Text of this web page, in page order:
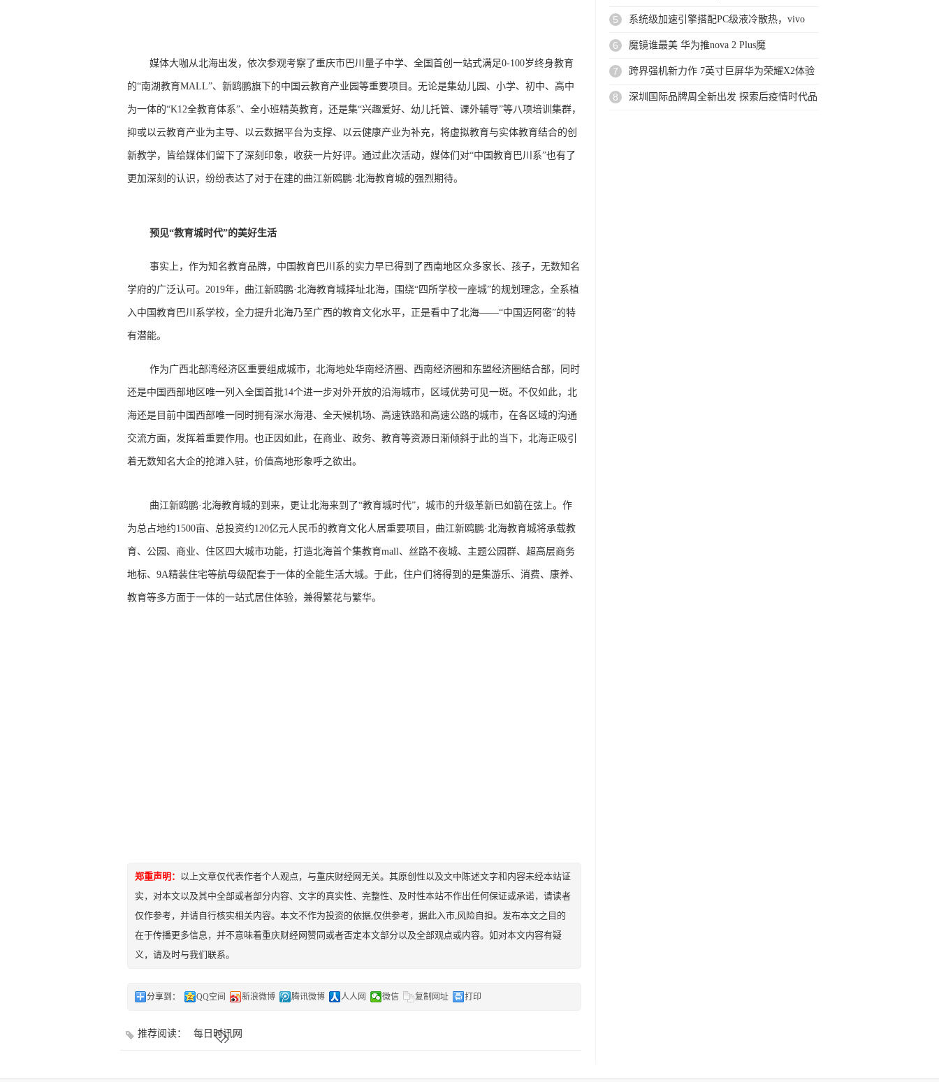
媒体大咖从北海出发，依次参观考察了重庆市巴川量子中学、全国首创一站式满足0-100岁终身教育
的“南湖教育MALL”、新鸥鹏旗下的中国云教育产业园等重要项目。无论是集幼儿园、小学、初中、高中
为一体的“K12全教育体系”、全小班精英教育，还是集“兴趣爱好、幼儿托管、课外辅导”等八项培训集群，
抑或以云教育产业为主导、以云数据平台为支撑、以云健康产业为补充，将虚拟教育与实体教育结合的创
新教学，皆给媒体们留下了深刻印象，收获一片好评。通过此次活动，媒体们对“中国教育巴川系”也有了
更加深刻的认识，纷纷表达了对于在建的曲江新鸥鹏·北海教育城的强烈期待。
预见“教育城时代”的美好生活
事实上，作为知名教育品牌，中国教育巴川系的实力早已得到了西南地区众多家长、孩子，无数知名
学府的广泛认可。2019年，曲江新鸥鹏·北海教育城择址北海，围绕“四所学校一座城”的规划理念，全系植
入中国教育巴川系学校，全力提升北海乃至广西的教育文化水平，正是看中了北海——“中国迈阿密”的特
有潜能。
作为广西北部湾经济区重要组成城市，北海地处华南经济圈、西南经济圈和东盟经济圈结合部，同时
还是中国西部地区唯一列入全国首批14个进一步对外开放的沿海城市，区域优势可见一斑。不仅如此，北
海还是目前中国西部唯一同时拥有深水海港、全天候机场、高速铁路和高速公路的城市，在各区域的沟通
交流方面，发挥着重要作用。也正因如此，在商业、政务、教育等资源日渐倾斜于此的当下，北海正吸引
着无数知名大企的抢滩入驻，价值高地形象呼之欲出。
曲江新鸥鹏·北海教育城的到来，更让北海来到了“教育城时代”，城市的升级革新已如箭在弦上。作
为总占地约1500亩、总投资约120亿元人民币的教育文化人居重要项目，曲江新鸥鹏·北海教育城将承载教
育、公园、商业、住区四大城市功能，打造北海首个集教育mall、丝路不夜城、主题公园群、超高层商务
地标、9A精装住宅等航母级配套于一体的全能生活大城。于此，住户们将得到的是集游乐、消费、康养、
教育等多方面于一体的一站式居住体验，兼得繁花与繁华。
郑重声明： 以上文章仅代表作者个人观点，与重庆财经网无关。其原创性以及文中陈述文字和内容未经本站证
实，对本文以及其中全部或者部分内容、文字的真实性、完整性、及时性本站不作出任何保证或承诺，请读者
仅作参考，并请自行核实相关内容。本文不作为投资的依据,仅供参考，据此入市,风险自担。发布本文之目的
在于传播更多信息，并不意味着重庆财经网赞同或者否定本文部分以及全部观点或内容。如对本文内容有疑
义，请及时与我们联系。
分享到： QQ空间 新浪微博 腾讯微博 人人网 微信 复制网址 打印
推荐阅读： 每日时讯网
砥
5 系统级加速引擎搭配PC级液冷散热，vivo
6 魔镜谁最美 华为推nova 2 Plus魔
7 跨界强机新力作 7英寸巨屏华为荣耀X2体验
8 深圳国际品牌周全新出发 探索后疫情时代品